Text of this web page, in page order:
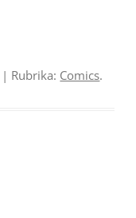
| Rubrika: Comics.